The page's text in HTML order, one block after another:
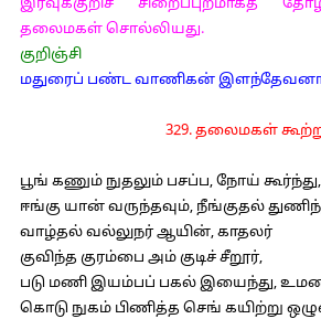
இரவுக்குறிச் சிறைப்புறமாகத்
தலைமகள் சொல்லியது.
குறிஞ்சி
மதுரைப் பண்ட வாணிகன்
329. தலைமகள்
பூங் கணும் நுதலும் பசப்ப, நோய் கூர்ந்து,
ஈங்கு யான் வருந்தவும், நீங்குதல்
வாழ்தல் வல்லுநர் ஆயின், காதலர்
குவிந்த குரம்பை அம் குடிச் சீறூர்,
படு மணி இயம்பப் பகல் இயைந்து,
கொடு நுகம் பிணித்த செங் கயிற்று